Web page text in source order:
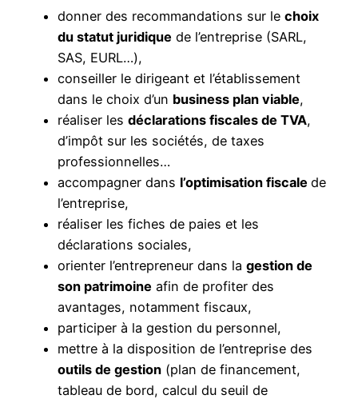
donner des recommandations sur le choix
du statut juridique de l’entreprise (SARL,
SAS, EURL…),
conseiller le dirigeant et l’établissement
dans le choix d’un business plan viable,
réaliser les déclarations fiscales de TVA,
d’impôt sur les sociétés, de taxes
professionnelles…
accompagner dans l’optimisation fiscale de
l’entreprise,
réaliser les fiches de paies et les
déclarations sociales,
orienter l’entrepreneur dans la gestion de
son patrimoine afin de profiter des
avantages, notamment fiscaux,
participer à la gestion du personnel,
mettre à la disposition de l’entreprise des
outils de gestion (plan de financement,
tableau de bord, calcul du seuil de